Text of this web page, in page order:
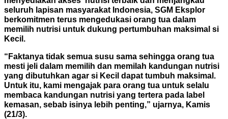
seluruh lapisan masyarakat Indonesia, SGM Eksplor
berkomitmen terus mengedukasi orang tua dalam
memilih nutrisi untuk dukung pertumbuhan maksimal si
Kecil.
“Faktanya tidak semua susu sama sehingga orang tua
mesti jeli dalam memilih dan memilah kandungan nutrisi
yang dibutuhkan agar si Kecil dapat tumbuh maksimal.
Untuk itu, kami mengajak para orang tua untuk selalu
membaca kandungan nutrisi yang tertera pada label
kemasan, sebab isinya lebih penting,” ujarnya, Kamis
(21/3).